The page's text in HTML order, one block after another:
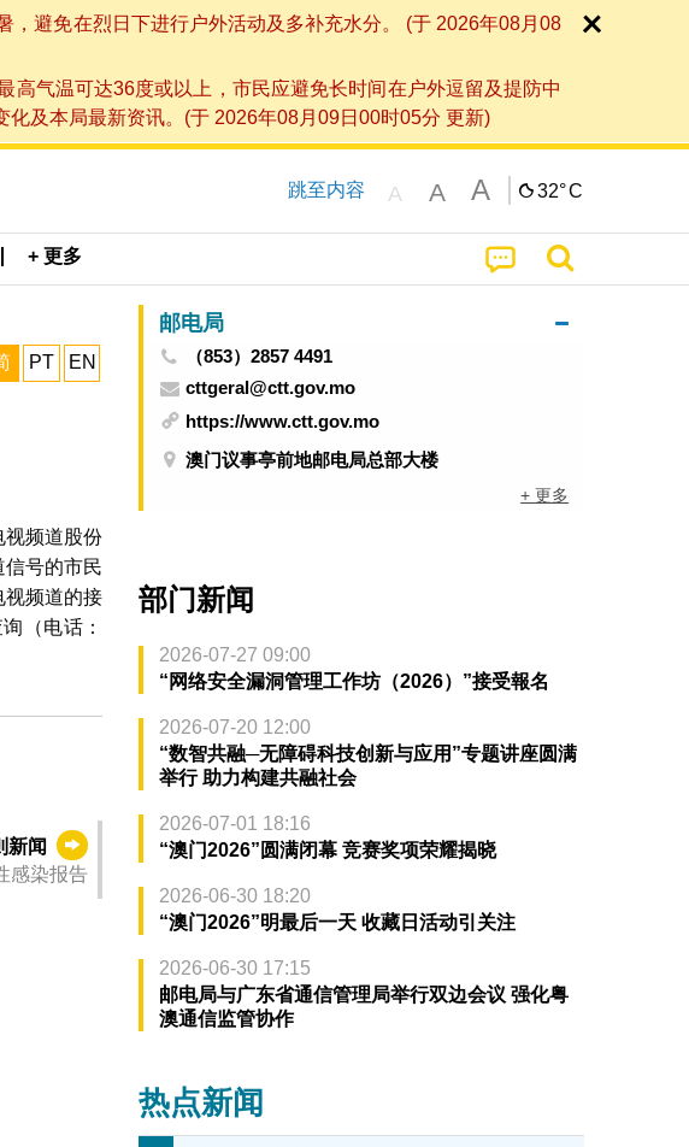
避免在烈日下进行户外活动及多补充水分。 (于 2026年08月08
气温可达36度或以上，市民应避免长时间在户外逗留及提防中
及本局最新资讯。(于 2026年08月09日00时05分 更新)
跳至内容 A A A 32°C
+ 更多
PT EN
视频道股份
号的市民
视频道的接
（电话：
新闻
感染报告
邮电局
（853）2857 4491
cttgeral@ctt.gov.mo
https://www.ctt.gov.mo
澳门议事亭前地邮电局总部大楼
+ 更多
部门新闻
2026-07-27 09:00
“网络安全漏洞管理工作坊（2026）”接受報名
2026-07-20 12:00
“数智共融─无障碍科技创新与应用”专题讲座圆满
举行 助力构建共融社会
2026-07-01 18:16
“澳门2026”圆满闭幕 竞赛奖项荣耀揭晓
2026-06-30 18:20
“澳门2026”明最后一天 收藏日活动引关注
2026-06-30 17:15
邮电局与广东省通信管理局举行双边会议 强化粤
澳通信监管协作
热点新闻